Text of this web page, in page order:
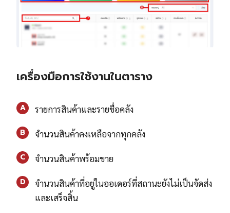
เครื่องมือการใช้งานในตาราง
A รายการสินค้าและรายชื่อคลัง
B จำนวนสินค้าคงเหลือจากทุกคลัง
C จำนวนสินค้าพร้อมขาย
D
จำนวนสินค้าที่อยู่ในออเดอร์ที่สถานะยังไม่เป็นจัดส่ง
และเสร็จสิ้น